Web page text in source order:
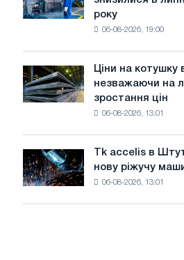
автомобілів
в
липні
з
максимуму
року
року
06-08-2026, 19:00
Ціни
на
котушку
незважаючи
на
літнє
уповільнення
Ціни на котушку
незважаючи на
зростання цін
06-08-2026, 13:01
Tk
accelis
в
Tk accelis в
нову ріжучу
06-08-2026, 13:01